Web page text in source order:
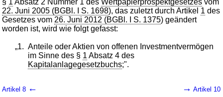
22. Juni 2005 (BGBl. I S. 1698), das zuletzt durch Artikel 1 des
Gesetzes vom 26. Juni 2012 (BGBl. I S. 1375) geändert
worden ist, wird wie folgt gefasst:
„1. Anteile oder Aktien von offenen Investmentvermögen
im Sinne des § 1 Absatz 4 des
Kapitalanlagegesetzbuchs;".
Artikel 8 ← → Artikel 10